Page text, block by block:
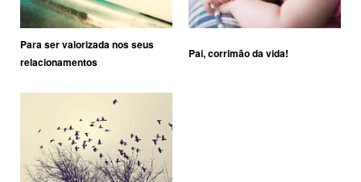
Para ser valorizada nos seus
relacionamentos
Pai, corrimão da vida!